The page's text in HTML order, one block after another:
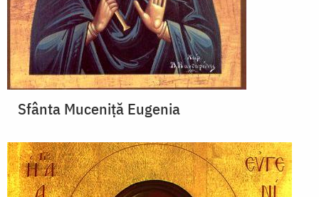
Sfânta Muceniță Eugenia